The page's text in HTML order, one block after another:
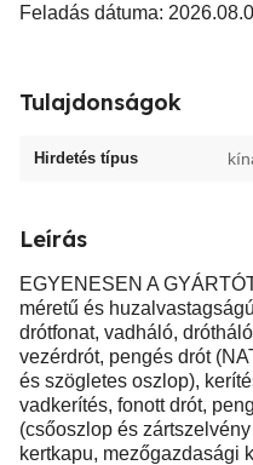
Feladás dátuma:
Tulajdonságok
Hirdetés típus
Leírás
EGYENESEN A
méretű és
drótfonat, vadháló,
vezérdrót, pengés drót
és szögletes oszlop),
vadkerítés, fonott drót,
(csőoszlop és
kertkapu, mezőgazdasági